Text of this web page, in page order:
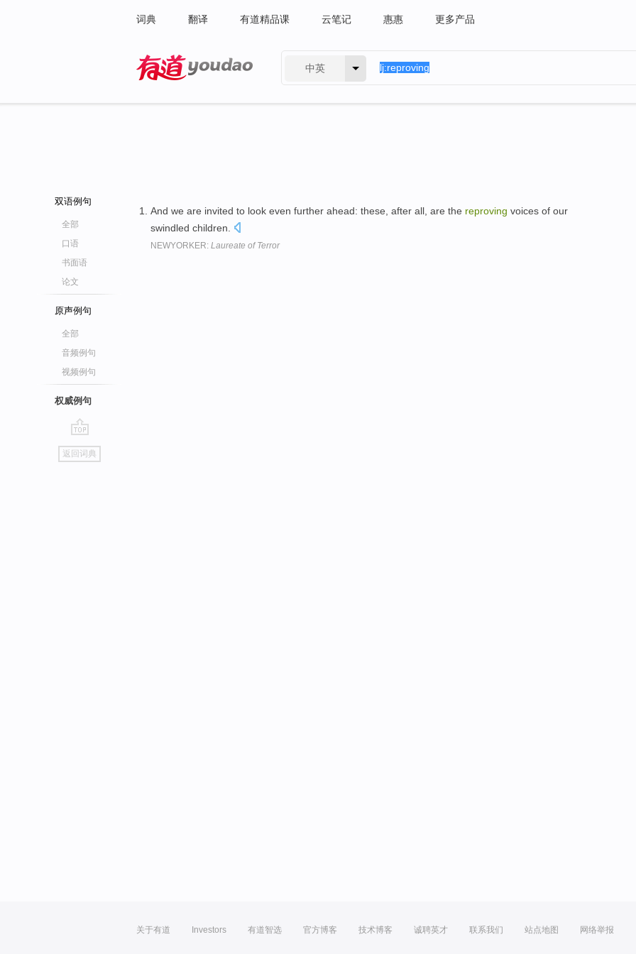
词典 翻译 有道精品课 云笔记 惠惠 更多产品
中英
双语例句
全部
口语
书面语
论文
原声例句
全部
音频例句
视频例句
权威例句
go
top
返回词典
And we are invited to look even further ahead: these, after all, are the reproving voices of our
swindled children.
NEWYORKER: Laureate of Terror
关于有道 Investors 有道智选 官方博客 技术博客 诚聘英才 联系我们 站点地图 网络举报